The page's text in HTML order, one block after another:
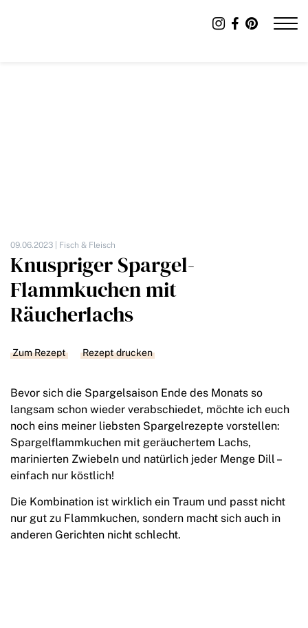
09.06.2023 | Fisch & Fleisch
Knuspriger Spargel-
Flammkuchen mit
Räucherlachs
Zum Rezept Rezept drucken
Bevor sich die Spargelsaison Ende des Monats so
langsam schon wieder verabschiedet, möchte ich euch
noch eins meiner liebsten Spargelrezepte vorstellen:
Spargelflammkuchen mit geräuchertem Lachs,
marinierten Zwiebeln und natürlich jeder Menge Dill –
einfach nur köstlich!
Die Kombination ist wirklich ein Traum und passt nicht
nur gut zu Flammkuchen, sondern macht sich auch in
anderen Gerichten nicht schlecht.